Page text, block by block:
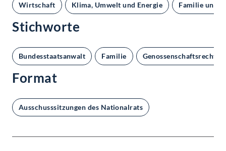
Wirtschaft Klima, Umwelt und Energie Familie und
Stichworte
Bundesstaatsanwalt Familie Genossenschaftsrecht
Format
Ausschusssitzungen des Nationalrats